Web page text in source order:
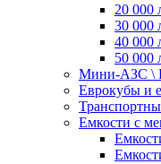
20 000
30 000
40 000
50 000
Мини-АЗС \
Еврокубы и
Емкости с